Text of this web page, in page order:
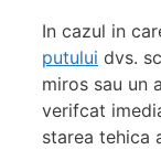
In cazul in
putului dvs.
miros sau un
verifcat
starea tehica